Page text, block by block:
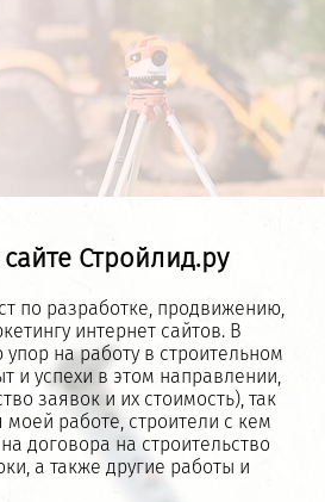
Стройлид.ру
по разработке, продвижению,
интернет сайтов. В
на работу в строительном
и успехи в этом направлении,
заявок и их стоимость), так
моей работе, строители с кем
договора на строительство
а также другие работы и